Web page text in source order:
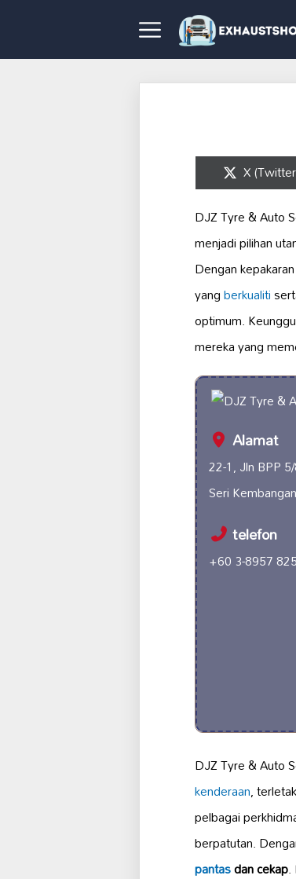
Share
on
X
DJZ Tyre & Auto
menjadi pilihan
Dengan
yangberkualiti
optimum.
mereka yang
Alamat
22-1, Jln BPP
Seri
telefon
+60 3-8957
DJZ Tyre & Auto
kenderaan,
pelbagai
berpatutan.
pantasdan cekap.